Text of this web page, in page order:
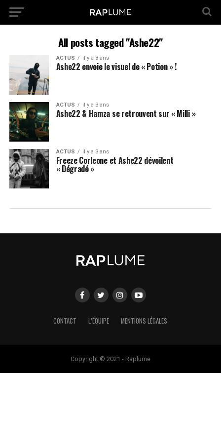
All posts tagged "Ashe22"
ACTUS il y a 3 ans
Ashe22 envoie le visuel de « Potion » !
ACTUS il y a 3 ans
Ashe22 & Hamza se retrouvent sur « Milli »
ACTUS il y a 3 ans
Freeze Corleone et Ashe22 dévoilent
« Dégradé »
CONTACT L’ÉQUIPE MENTIONS LÉGALES
Copyright © 2021 - Raplume